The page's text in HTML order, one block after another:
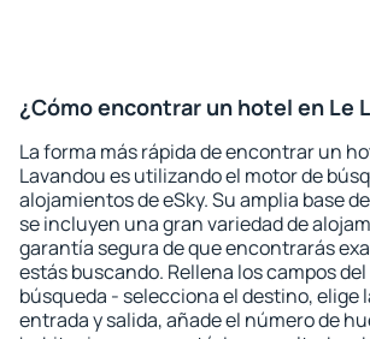
¿Cómo encontrar un hotel en Le
La forma más rápida de encontrar un
Lavandou es utilizando el motor de
alojamientos de eSky. Su amplia base
se incluyen una gran variedad de
garantía segura de que encontrarás
estás buscando. Rellena los campos
búsqueda - selecciona el destino, elige
entrada y salida, añade el número de